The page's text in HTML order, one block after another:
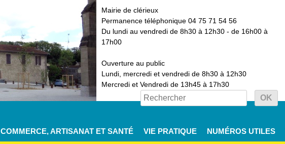
Mairie de clérieux
Permanence téléphonique 04 75 71 54 56
Du lundi au vendredi de 8h30 à 12h30 - de 16h00 à
17h00
Ouverture au public
Lundi, mercredi et vendredi de 8h30 à 12h30
Mercredi et Vendredi de 13h45 à 17h30
COMMERCE, ARTISANAT ET SANTÉ VIE PRATIQUE NUMÉROS UTILES